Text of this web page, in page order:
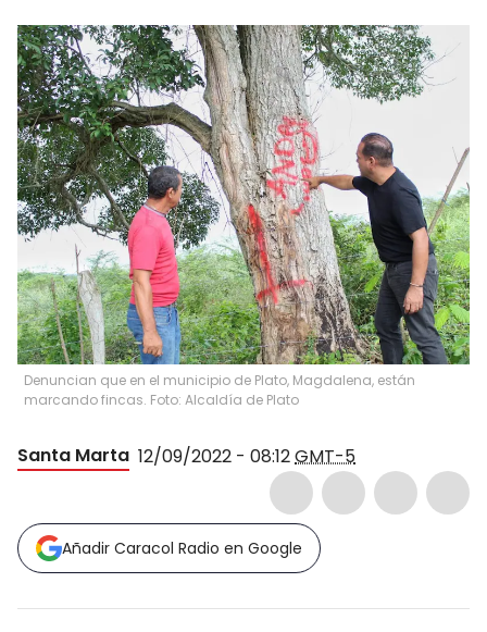
Denuncian que en el municipio de Plato, Magdalena, están
marcando fincas. Foto: Alcaldía de Plato
Santa Marta 12/09/2022 - 08:12GMT-5
Añadir Caracol Radio en Google